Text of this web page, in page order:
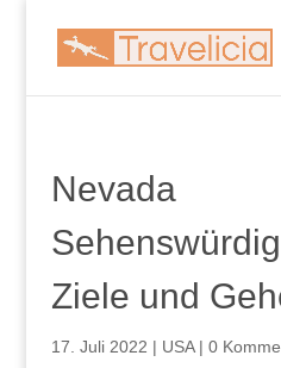
Nevada
Ziele und
17. Juli 2022 | USA| 0